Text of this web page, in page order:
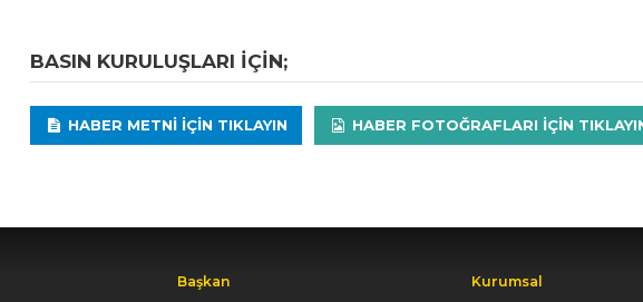
BASIN KURULUŞLARI IÇIN;
HABER METNI IÇIN TIKLAYIN HABER FOTOĞRAFLARI IÇIN
Başkan
Kurumsal